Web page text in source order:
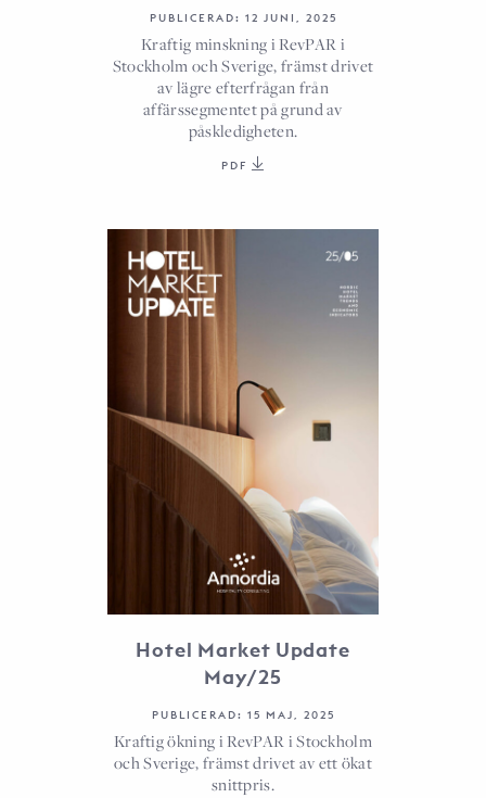
PUBLICERAD: 12 JUNI, 2025
Kraftig minskning i RevPAR i
Stockholm och Sverige, främst drivet
av lägre efterfrågan från
affärssegmentet på grund av
påskledigheten.
PDF
Hotel Market Update
May/25
PUBLICERAD: 15 MAJ, 2025
Kraftig ökning i RevPAR i Stockholm
och Sverige, främst drivet av ett ökat
snittpris.